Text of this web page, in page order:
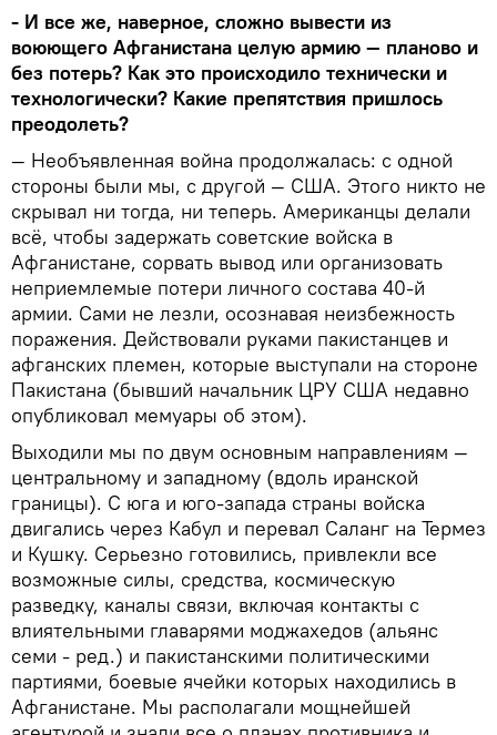
- И все же, наверное, сложно вывести из
воюющего Афганистана целую армию — планово и
без потерь? Как это происходило технически и
технологически? Какие препятствия пришлось
преодолеть?
— Необъявленная война продолжалась: с одной
стороны были мы, с другой — США. Этого никто не
скрывал ни тогда, ни теперь. Американцы делали
всё, чтобы задержать советские войска в
Афганистане, сорвать вывод или организовать
неприемлемые потери личного состава 40-й
армии. Сами не лезли, осознавая неизбежность
поражения. Действовали руками пакистанцев и
афганских племен, которые выступали на стороне
Пакистана (бывший начальник ЦРУ США недавно
опубликовал мемуары об этом).
Выходили мы по двум основным направлениям —
центральному и западному (вдоль иранской
границы). С юга и юго-запада страны войска
двигались через Кабул и перевал Саланг на Термез
и Кушку. Серьезно готовились, привлекли все
возможные силы, средства, космическую
разведку, каналы связи, включая контакты с
влиятельными главарями моджахедов (альянс
семи - ред.) и пакистанскими политическими
партиями, боевые ячейки которых находились в
Афганистане. Мы располагали мощнейшей